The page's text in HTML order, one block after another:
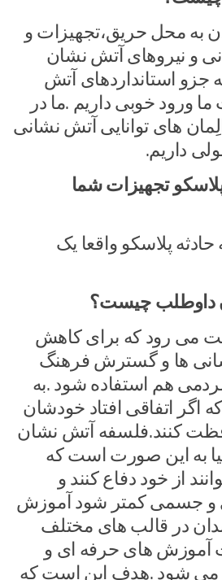
به محل حریق،تجهیزات و
و نیروهای آتش نشان
استانداردهای آتش
ورود خوبی داریم .ما در
های توانایی آتش نشانی
داریم.
پلاسکو تجهیزات شما
پلاسکو واقعا یک
داوطلب چیست؟
می رود که برای کاهش
ها و گسترش فرهنگ
هم استفاده شود .به
اگر اتفاقی افتاد خودشان
کنند.فلسفه آتش نشان
به این صورت است که
از خود دفاع کنند و
و جسمی کمتر شود آموزش
در قالب های مختلف
آموزش های حرفه ای و
می شود .هدف این است که